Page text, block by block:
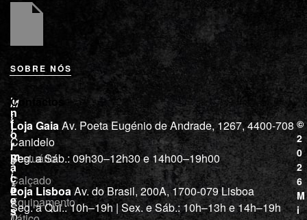
SOBRE NÓS
M
i
l
í
c
i
a
“
L
o
j
a
Vestuário
Calçado
Equipamento
I
n
f
o
r
m
a
ç
õ
e
s
Contactos
Loja GaiaAv. Poeta Eugénio de Andrade, 1267, 4400-708
Canidelo
Seg. a Sáb.: 09h30–12h30 e 14h00–19h00
Loja LisboaAv. do Brasil, 200A, 1700-079 Lisboa
Seg. a Qui.: 10h–19h | Sex. e Sáb.: 10h–13h e 14h–19h
©
2
0
2
6
M
i